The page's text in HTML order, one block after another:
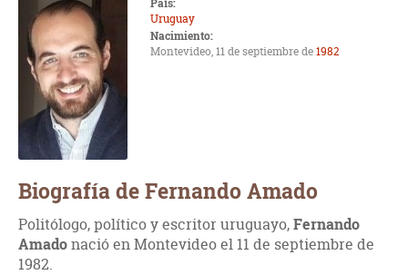
Uruguay
Nacimiento:
Montevideo, 11 de septiembre de1982
Biografía de Fernando Amado
Politólogo, político y escritor uruguayo,Fernando
Amadonació en Montevideo el 11 de septiembre de
1982.